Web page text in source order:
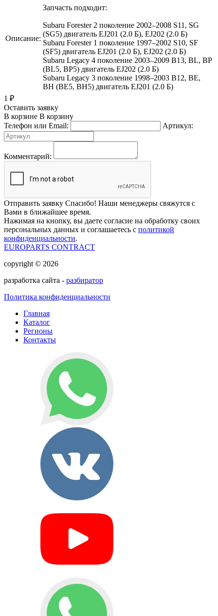
Описание:
Запчасть подходит:
Subaru Forester 2 поколение 2002–2008 S11, SG
(SG5) двигатель EJ201 (2.0 Б), EJ202 (2.0 Б)
Subaru Forester 1 поколение 1997–2002 S10, SF
(SF5) двигатель EJ201 (2.0 Б), EJ202 (2.0 Б)
Subaru Legacy 4 поколение 2003–2009 B13, BL, BP
(BL5, BP5) двигатель EJ202 (2.0 Б)
Subaru Legacy 3 поколение 1998–2003 B12, BE,
BH (BE5, BH5) двигатель EJ201 (2.0 Б)
1 ₽
Оставить заявку
В корзине В корзину
Телефон или Email:
Артикул:
Комментарий:
Отправить заявку Спасибо! Наши менеджеры свяжутся с
Вами в ближайшее время.
Нажимая на кнопку, вы даете согласие на обработку своих
персональных данных и соглашаетесь с политикой
конфиденциальности.
EUROPARTS CONTRACT
copyright © 2026
разработка сайта - разбиратор
Политика конфиденциальности
Главная
Каталог
Регионы
Контакты